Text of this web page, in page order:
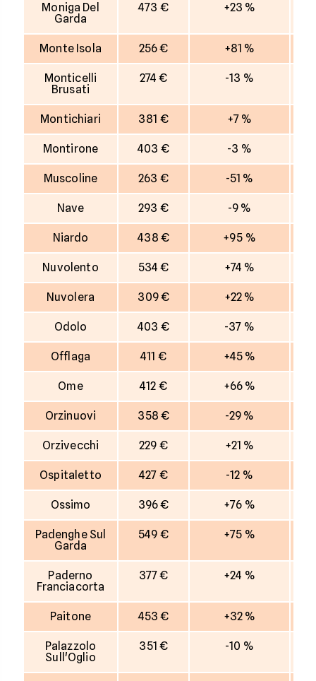
Moniga Del
Garda
473 € +23 %
Monte Isola 256 € +81 %
Monticelli
Brusati
274 € -13 %
Montichiari 381 € +7 %
Montirone 403 € -3 %
Muscoline 263 € -51 %
Nave 293 € -9 %
Niardo 438 € +95 %
Nuvolento 534 € +74 %
Nuvolera 309 € +22 %
Odolo 403 € -37 %
Offlaga 411 € +45 %
Ome 412 € +66 %
Orzinuovi 358 € -29 %
Orzivecchi 229 € +21 %
Ospitaletto 427 € -12 %
Ossimo 396 € +76 %
Padenghe Sul
Garda
549 € +75 %
Paderno
Franciacorta
377 € +24 %
Paitone 453 € +32 %
Palazzolo
Sull'Oglio
351 € -10 %